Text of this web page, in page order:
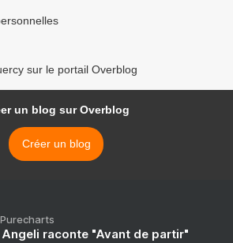
sur le portail Overblog
un blog sur Overblog
Créer un blog
Angeli raconte "Avant de partir"